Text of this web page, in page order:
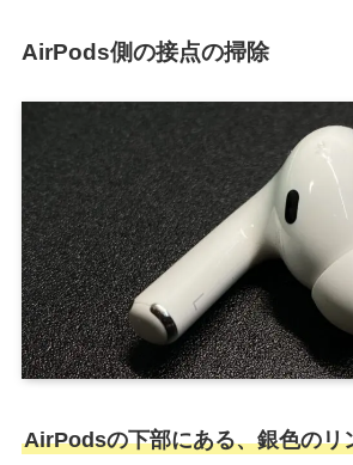
AirPods側の接点の掃除
AirPodsの下部にある、銀色のリ